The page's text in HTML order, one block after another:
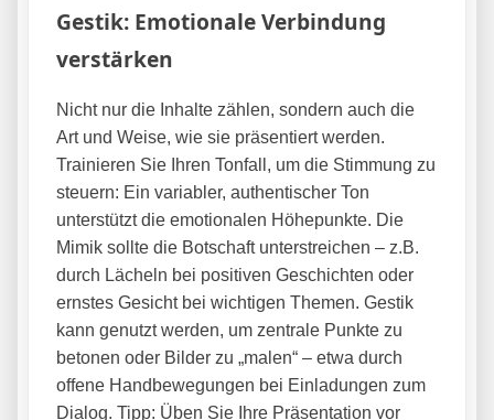
Gestik: Emotionale Verbindung
verstärken
Nicht nur die Inhalte zählen, sondern auch die
Art und Weise, wie sie präsentiert werden.
Trainieren Sie Ihren Tonfall, um die Stimmung zu
steuern: Ein variabler, authentischer Ton
unterstützt die emotionalen Höhepunkte. Die
Mimik sollte die Botschaft unterstreichen – z.B.
durch Lächeln bei positiven Geschichten oder
ernstes Gesicht bei wichtigen Themen. Gestik
kann genutzt werden, um zentrale Punkte zu
betonen oder Bilder zu „malen“ – etwa durch
offene Handbewegungen bei Einladungen zum
Dialog. Tipp: Üben Sie Ihre Präsentation vor